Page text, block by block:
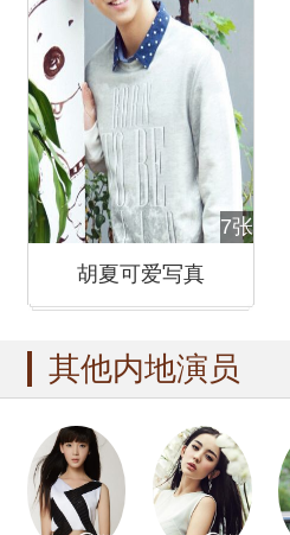
7张
胡夏可爱写真
其他内地演员